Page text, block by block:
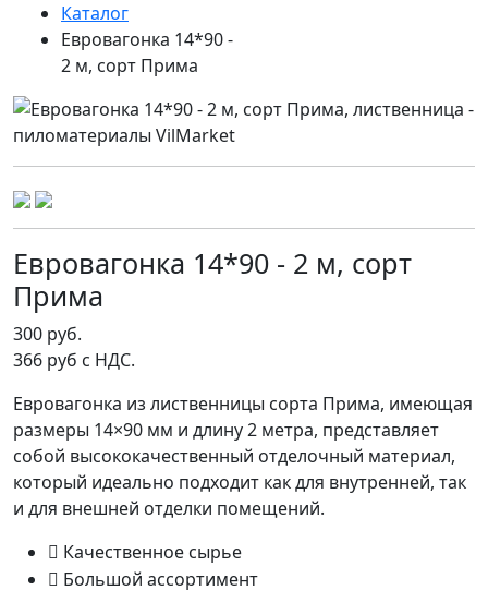
Каталог
Евровагонка 14*90 -
2 м, сорт Прима
Евровагонка 14*90 - 2 м, сорт
Прима
300 руб.
366 руб с НДС.
Евровагонка из лиственницы сорта Прима, имеющая
размеры 14×90 мм и длину 2 метра, представляет
собой высококачественный отделочный материал,
который идеально подходит как для внутренней, так
и для внешней отделки помещений.
Качественное сырье
Большой ассортимент